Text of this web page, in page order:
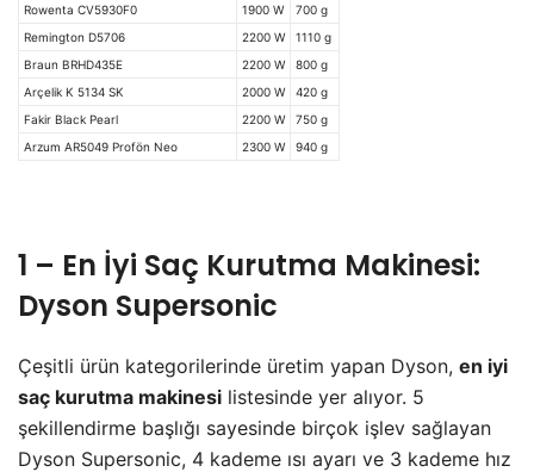
Rowenta CV5930F0
1900 W
700 g
Remington D5706
2200 W
1110 g
Braun BRHD435E
2200 W
800 g
Arçelik K 5134 SK
2000 W
420 g
Fakir Black Pearl
2200 W
750 g
Arzum AR5049 Profön Neo
2300 W 940 g
1 – En İyi Saç Kurutma Makinesi:
Dyson Supersonic
Çeşitli ürün kategorilerinde üretim yapan Dyson, en iyi
saç kurutma makinesi listesinde yer alıyor. 5
şekillendirme başlığı sayesinde birçok işlev sağlayan
Dyson Supersonic, 4 kademe ısı ayarı ve 3 kademe hız